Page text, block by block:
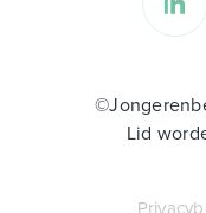
Lid